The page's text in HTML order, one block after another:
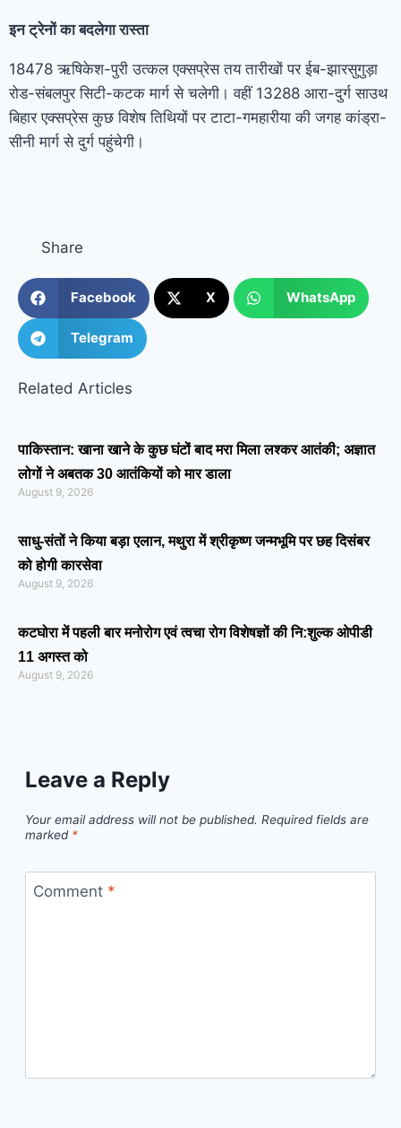
इन ट्रेनों का बदलेगा रास्ता
18478 ऋषिकेश-पुरी उत्कल एक्सप्रेस तय तारीखों पर ईब-झारसुगुड़ा
रोड-संबलपुर सिटी-कटक मार्ग से चलेगी। वहीं 13288 आरा-दुर्ग साउथ
बिहार एक्सप्रेस कुछ विशेष तिथियों पर टाटा-गमहारीया की जगह कांड्रा-
सीनी मार्ग से दुर्ग पहुंचेगी।
Share
Facebook X WhatsApp
Telegram
Related Articles
पाकिस्तान: खाना खाने के कुछ घंटों बाद मरा मिला लश्कर आतंकी; अज्ञात
लोगों ने अबतक 30 आतंकियों को मार डाला
August 9, 2026
साधु-संतों ने किया बड़ा एलान, मथुरा में श्रीकृष्ण जन्मभूमि पर छह दिसंबर
को होगी कारसेवा
August 9, 2026
कटघोरा में पहली बार मनोरोग एवं त्वचा रोग विशेषज्ञों की नि:शुल्क ओपीडी
11 अगस्त को
August 9, 2026
Leave a Reply
Your email address will not be published. Required fields are
marked *
Comment *